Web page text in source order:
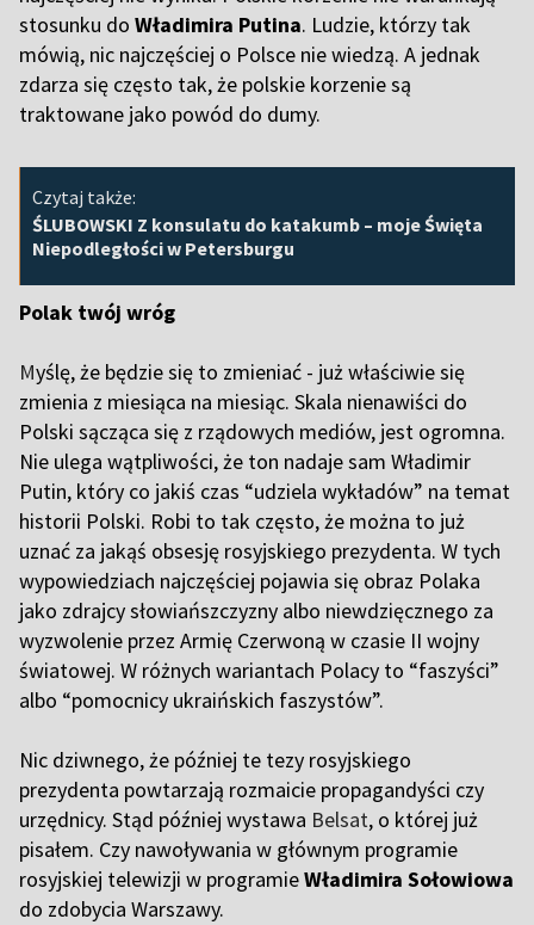
stosunku do Władimira Putina. Ludzie, którzy tak
mówią, nic najczęściej o Polsce nie wiedzą. A jednak
zdarza się często tak, że polskie korzenie są
traktowane jako powód do dumy.
Czytaj także:
ŚLUBOWSKI Z konsulatu do katakumb – moje Święta
Niepodległości w Petersburgu
Polak twój wróg
Myślę, że będzie się to zmieniać - już właściwie się
zmienia z miesiąca na miesiąc. Skala nienawiści do
Polski sącząca się z rządowych mediów, jest ogromna.
Nie ulega wątpliwości, że ton nadaje sam Władimir
Putin, który co jakiś czas “udziela wykładów” na temat
historii Polski. Robi to tak często, że można to już
uznać za jakąś obsesję rosyjskiego prezydenta. W tych
wypowiedziach najczęściej pojawia się obraz Polaka
jako zdrajcy słowiańszczyzny albo niewdzięcznego za
wyzwolenie przez Armię Czerwoną w czasie II wojny
światowej. W różnych wariantach Polacy to “faszyści”
albo “pomocnicy ukraińskich faszystów”.
Nic dziwnego, że później te tezy rosyjskiego
prezydenta powtarzają rozmaicie propagandyści czy
urzędnicy. Stąd później wystawa Belsat, o której już
pisałem. Czy nawoływania w głównym programie
rosyjskiej telewizji w programieWładimira Sołowiowa
do zdobycia Warszawy.